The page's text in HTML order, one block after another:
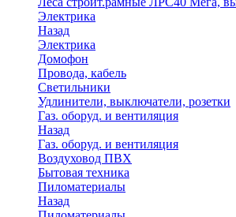
Электрика
Назад
Электрика
Домофон
Провода, кабель
Светильники
Удлинители, выключатели, розетки
Газ. оборуд. и вентиляция
Назад
Газ. оборуд. и вентиляция
Воздуховод ПВХ
Бытовая техника
Пиломатериалы
Назад